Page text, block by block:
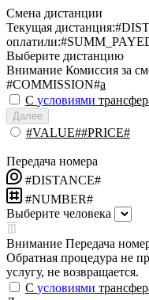
Смена дистанции
Текущая дистанция:
оплатили:
Выберите дистанцию
Внимание Комиссия за
#COMMISSION#a
С условиями
Далее
#VALUE##PRICE#
Передача номера
#DISTANCE#
#NUMBER#
Выберите человека
Внимание Передача
Обратная процедура не
услугу, не возвращается.
С условиями